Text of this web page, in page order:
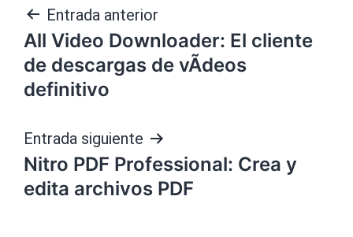
Navegación
de
entradas
Entrada anterior
All Video Downloader: El cliente
de descargas de vÃ­deos
definitivo
Entrada siguiente
Nitro PDF Professional: Crea y
edita archivos PDF